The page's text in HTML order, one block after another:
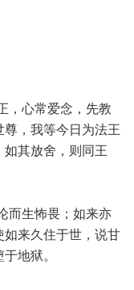
，心常爱念，先教
，我等今日为法王
其放舍，则同王
而生怖畏；如来亦
如来久住于世，说甘
地狱。